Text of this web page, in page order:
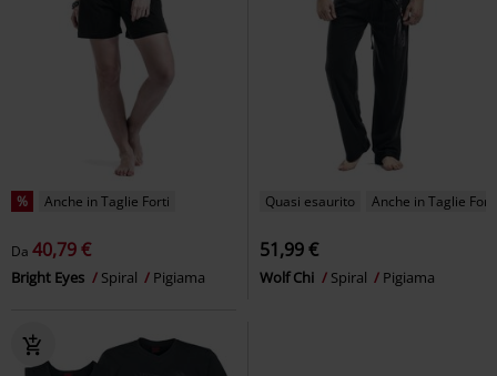
% Anche in Taglie Forti
Da 40,79 €
Bright Eyes Spiral Pigiama
Quasi esaurito Anche in Taglie Forti
51,99 €
Wolf Chi Spiral Pigiama